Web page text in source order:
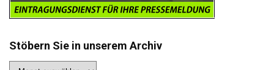
Stöbern Sie in unserem Archiv